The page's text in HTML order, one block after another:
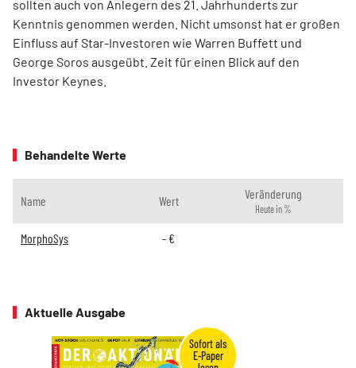
sollten auch von Anlegern des 21. Jahrhunderts zur
Kenntnis genommen werden. Nicht umsonst hat er großen
Einfluss auf Star-Investoren wie Warren Buffett und
George Soros ausgeübt. Zeit für einen Blick auf den
Investor Keynes.
Behandelte Werte
Name Wert Veränderung
Heute in %
MorphoSys - €
Aktuelle Ausgabe